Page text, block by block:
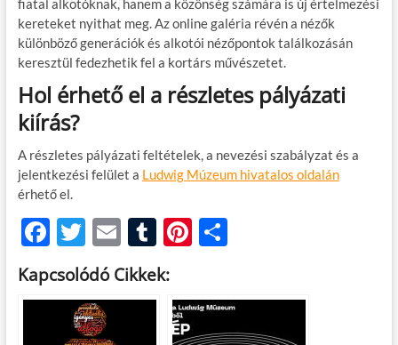
kereteket nyithat meg. Az online galéria révén a nézők
különböző generációk és alkotói nézőpontok találkozásán
keresztül fedezhetik fel a kortárs művészetet.
Hol érhető el a részletes pályázati
kiírás?
A részletes pályázati feltételek, a nevezési szabályzat és a
jelentkezési felület a Ludwig Múzeum hivatalos oldalán
érhető el.
F
ac
e
T
w
itt
er
E
m
ail
T
u
m
bl
Pi
es
O
m
Kapcsolódó Cikkek: